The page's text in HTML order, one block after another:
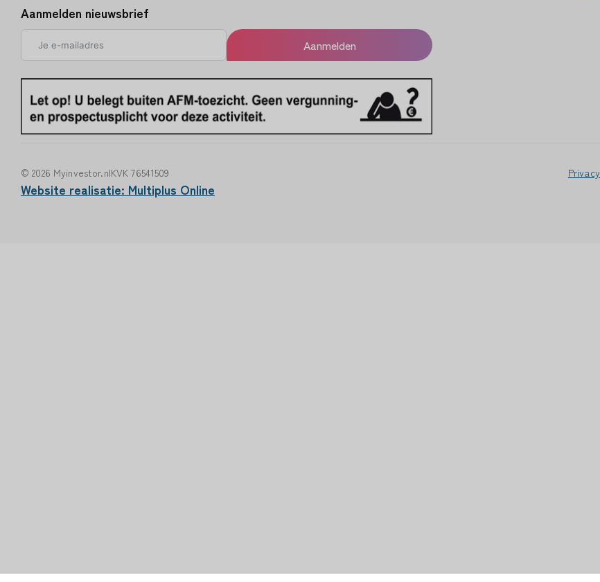
Aanmelden nieuwsbrief
Aanmelden
© 2026 Myinvestor.nlKVK 76541509
Website realisatie: Multiplus Online